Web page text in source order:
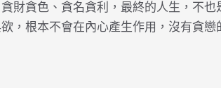
財貪色、貪名貪利，最終的人生，不
，根本不會在內心產生作用，沒有貪